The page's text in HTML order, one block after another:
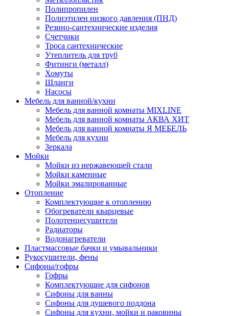
Полипропилен
Полиэтилен низкого давления (ПНД)
Резино-сантехнические изделия
Счетчики
Троса сантехнические
Утеплитель для труб
Фитинги (металл)
Хомуты
Шланги
Насосы
Мебель для ванной/кухни
Мебель для ванной комнаты MIXLINE
Мебель для ванной комнаты АКВА ХИТ
Мебель для ванной комнаты Я МЕБЕЛЬ
Мебель для кухни
Зеркала
Мойки
Мойки из нержавеющей стали
Мойки каменные
Мойки эмалированные
Отопление
Комплектующие к отоплению
Обогреватели кварцевые
Полотенцесушители
Радиаторы
Водонагреватели
Пластмассовые бачки и умывальники
Рукосушители, фены
Сифоны/гофры
Гофры
Комплектующие для сифонов
Сифоны для ванны
Сифоны для душевого поддона
Сифоны для кухни, мойки и раковины